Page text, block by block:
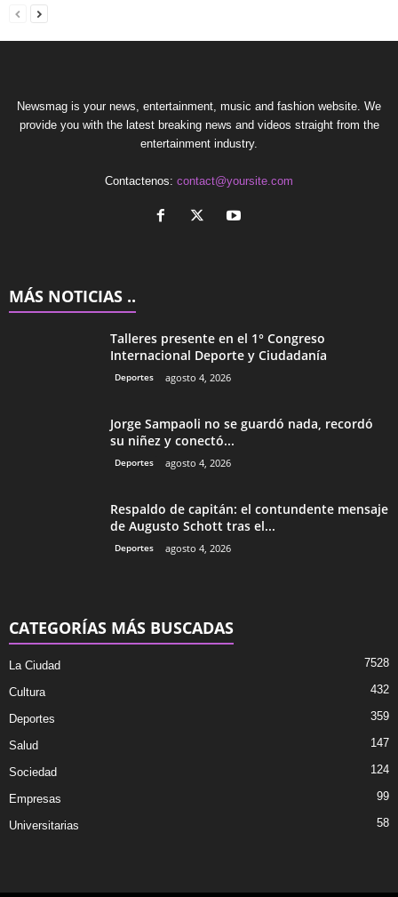
Newsmag is your news, entertainment, music and fashion website. We
provide you with the latest breaking news and videos straight from the
entertainment industry.
Contactenos: contact@yoursite.com
MÁS NOTICIAS ..
Talleres presente en el 1° Congreso
Internacional Deporte y Ciudadanía
Deportes agosto 4, 2026
Jorge Sampaoli no se guardó nada, recordó
su niñez y conectó...
Deportes agosto 4, 2026
Respaldo de capitán: el contundente mensaje
de Augusto Schott tras el...
Deportes agosto 4, 2026
CATEGORÍAS MÁS BUSCADAS
La Ciudad 7528
Cultura 432
Deportes 359
Salud 147
Sociedad 124
Empresas 99
Universitarias 58